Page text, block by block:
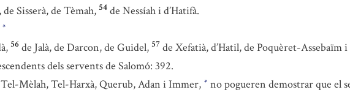
de Sisserà, de Tèmah, 54 de Nessíah i d’Hatifà.
*
56 de Jalà, de Darcon, de Guidel, 57 de Xefatià, d’Hatil, de Poquèret-Assebaïm i
dels servents de Salomó: 392.
Mèlah, Tel-Harxà, Querub, Adan i Immer, * no pogueren demostrar que el